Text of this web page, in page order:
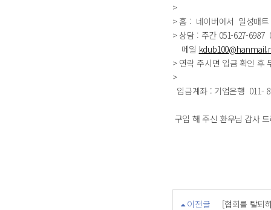
>
> 홈 : 네이버에서 일성매
> 상담 : 주간 051-627-
메일
> 연락 주시면 입금 확인 후
>
입금계좌 : 기업은행 011-
구입 해 주신 환우님 감사
이전글 [협회를 탈퇴